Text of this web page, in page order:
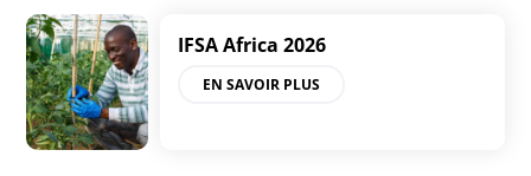
IFSA Africa 2026
EN SAVOIR PLUS